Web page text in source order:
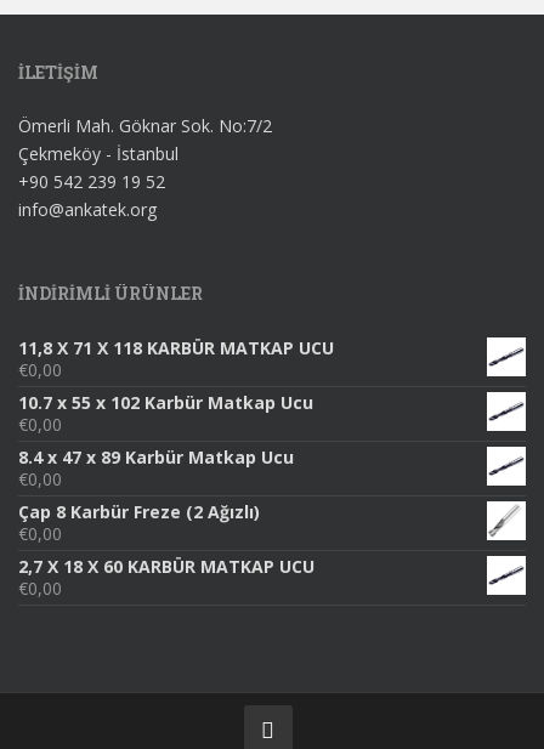
İLETİŞİM
Ömerli Mah. Göknar Sok. No:7/2
Çekmeköy - İstanbul
+90 542 239 19 52
info@ankatek.org
INDIRIMLI ÜRÜNLER
11,8 X 71 X 118 KARBÜR MATKAP UCU
€0,00
10.7 x 55 x 102 Karbür Matkap Ucu
€0,00
8.4 x 47 x 89 Karbür Matkap Ucu
€0,00
Çap 8 Karbür Freze (2 Ağızlı)
€0,00
2,7 X 18 X 60 KARBÜR MATKAP UCU
€0,00